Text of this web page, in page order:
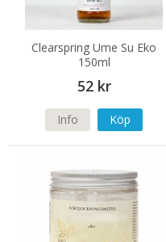
Clearspring Ume Su Eko
150ml
52 kr
Info Köp